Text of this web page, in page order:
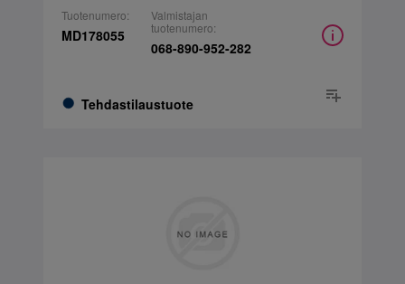
Tuotenumero:
MD178055
Tehdastilaustuote
Valmistajan
tuotenumero:
068-890-952-282